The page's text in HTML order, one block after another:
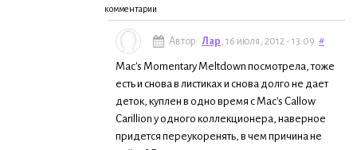
комментарии
Автор: Лар , 16 июля, 2012 - 13:09 #
Mac's Momentary Meltdown посмотрела, тоже
есть и снова в листиках и снова долго не дает
деток, куплен в одно время с Mac's Callow
Carillion у одного коллекционера, наверное
придется переукоренять, в чем причина не